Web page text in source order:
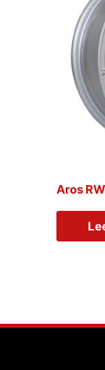
Aros